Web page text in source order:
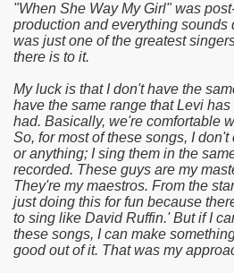
"When She Way My Girl" was
production and everything sounds
was just one of the greatest
there is to it.
My luck is that I don't have the
have the same range that Levi
had. Basically, we're comfortable
So, for most of these songs, I
or anything; I sing them in the
recorded. These guys are my
They're my maestros. From the
just doing this for fun because
to sing like David Ruffin.' But if I
these songs, I can make
good out of it. That was my